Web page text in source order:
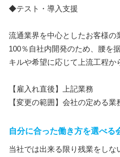
◆テスト・導入支援
流通業界を中心としたお客様の
100％自社内開発のため、腰を
キルや希望に応じて上流工程か
【雇入れ直後】上記業務
【変更の範囲】会社の定める業
自分に合った働き方を選べる
当社では出来る限り残業をしな